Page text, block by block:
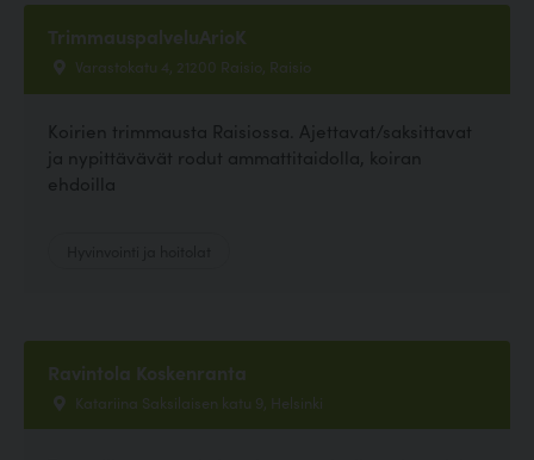
TrimmauspalveluArioK
Varastokatu 4, 21200 Raisio, Raisio
Koirien trimmausta Raisiossa. Ajettavat/saksittavat
ja nypittävävät rodut ammattitaidolla, koiran
ehdoilla
Ravintola Koskenranta
Katariina Saksilaisen katu 9, Helsinki